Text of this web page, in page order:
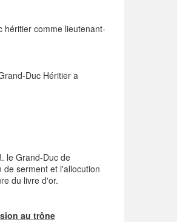
héritier comme lieutenant-
Duc Héritier a
le Grand-Duc de
serment et l'allocution
du livre d'or.
au trône